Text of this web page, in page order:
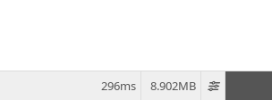
8.902MB
296ms